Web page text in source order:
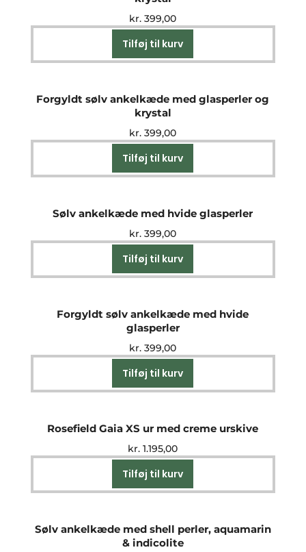
kr. 399,00
Tilføj til kurv
Forgyldt sølv ankelkæde med glasperler og
krystal
kr. 399,00
Tilføj til kurv
Sølv ankelkæde med hvide glasperler
kr. 399,00
Tilføj til kurv
Forgyldt sølv ankelkæde med hvide
glasperler
kr. 399,00
Tilføj til kurv
Rosefield Gaia XS ur med creme urskive
kr. 1.195,00
Tilføj til kurv
Sølv ankelkæde med shell perler, aquamarin
& indicolite